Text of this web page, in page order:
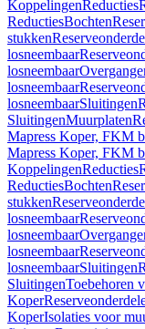
KoppelingenReducties
ReductiesBochten
stukken
losneembaar
losneembaar
losneembaar
losneembaarSluitingen
SluitingenMuurplaten
Mapress Koper, FKM
Mapress Koper, FKM
KoppelingenReducties
ReductiesBochten
stukken
losneembaar
losneembaar
losneembaar
losneembaarSluitingen
SluitingenToebehoren
Koper
KoperIsolaties voor